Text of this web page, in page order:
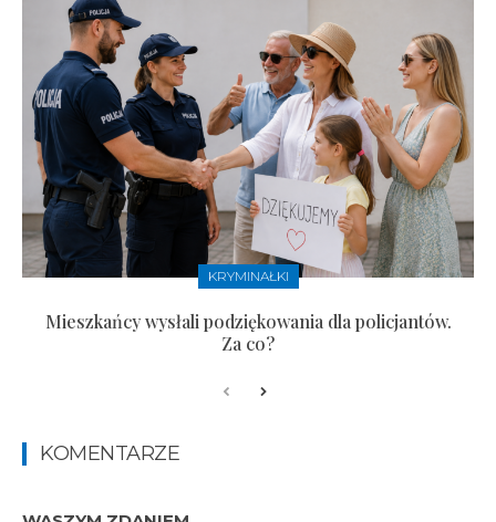
KRYMINAŁKI
Mieszkańcy wysłali podziękowania dla policjantów.
Za co?
KOMENTARZE